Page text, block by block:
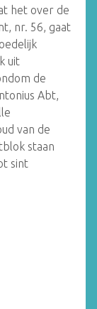
het over de
nr. 56, gaat
uit
de
Abt,
van de
staan
sint